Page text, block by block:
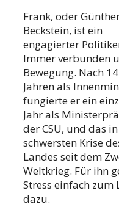
Frank, oder
Beckstein, ist ein
engagierter
Immer verbunden
Bewegung. Nach 14
Jahren als
fungierte er ein
Jahr als
der CSU, und das
schwersten Krise
Landes seit dem
Weltkrieg. Für ihn
Stress einfach zum
dazu.